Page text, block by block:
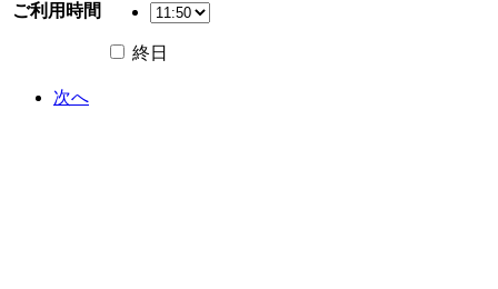
ご利用時間
終日
次へ